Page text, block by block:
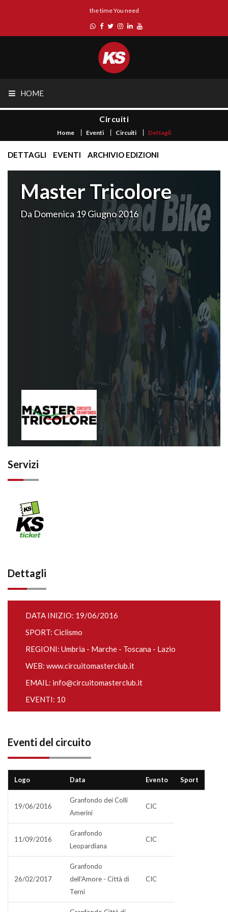
the time You need
HOME
Circuiti
Home Eventi Circuiti Dettagli
DETTAGLI EVENTI ARCHIVIO EDIZIONI
Master Tricolore
Da Domenica 19 Giugno 2016
Servizi
Dettagli
DATA INIZIO: 19/06/2016
SPORT: Ciclismo
REGIONI: Umbria - Marche - Toscana - Lazio
WEB: www.circuitomasterclub.it
EMAIL: info@circuitomasterclub.it
EVENTI: 10
Eventi del circuito
Logo Data Evento Sport
19/06/2016
Granfondo dei Colli
Amerini
CIC
11/09/2016
Granfondo
Leopardiana
CIC
26/02/2017
Granfondo
dell'Amore - Città di
Terni
CIC